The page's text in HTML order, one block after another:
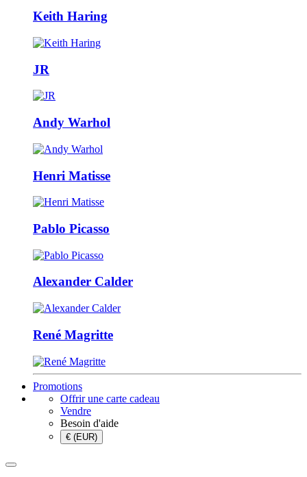
Keith Haring
JR
Andy Warhol
Henri Matisse
Pablo Picasso
Alexander Calder
René Magritte
Promotions
Offrir une carte cadeau
Vendre
Besoin d'aide
€ (EUR)